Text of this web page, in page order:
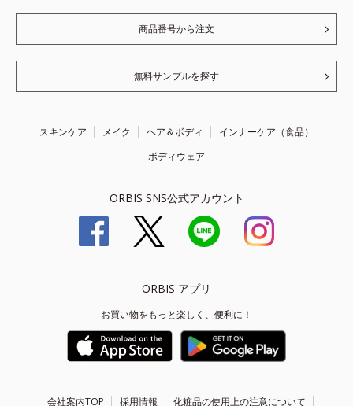
商品番号から注文
無料サンプルを探す
スキンケア メイク ヘア＆ボディ
インナーケア（食品）
ボディウェア
ORBIS SNS公式アカウント
ORBIS アプリ
お買い物をもっと楽しく、便利に！
会社案内TOP 採用情報 化粧品の使用上の注意について